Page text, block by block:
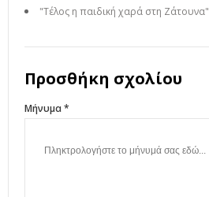
"Τέλος η παιδική χαρά στη Ζάτουνα"
Προσθήκη σχολίου
Μήνυμα *